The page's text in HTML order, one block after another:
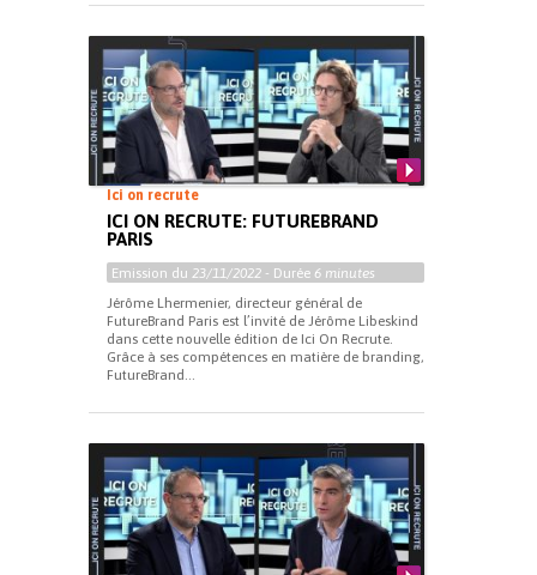
Ici on recrute
ICI ON RECRUTE: FUTUREBRAND
PARIS
Emission du 23/11/2022 - Durée 6 minutes
Jérôme Lhermenier, directeur général de
FutureBrand Paris est l’invité de Jérôme Libeskind
dans cette nouvelle édition de Ici On Recrute.
Grâce à ses compétences en matière de branding,
FutureBrand...